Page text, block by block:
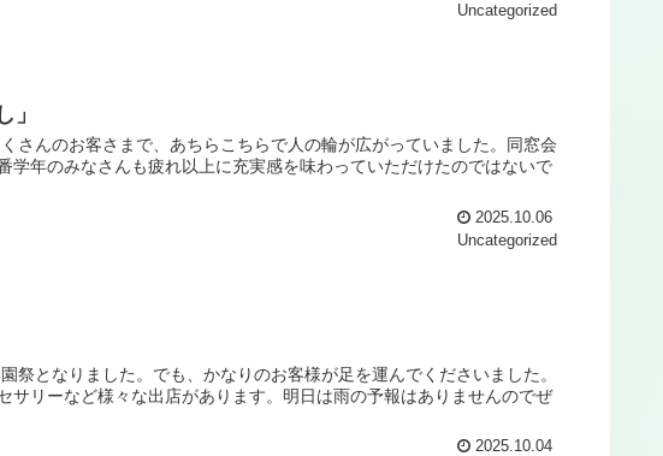
Uncategorized
さんのお客さまで、あちらこちらで人の輪が広がっていました。同窓会
学年のみなさんも疲れ以上に充実感を味わっていただけたのではないで
2025.10.06
Uncategorized
祭となりました。でも、かなりのお客様が足を運んでくださいました。
サリーなど様々な出店があります。明日は雨の予報はありませんのでぜ
2025.10.04